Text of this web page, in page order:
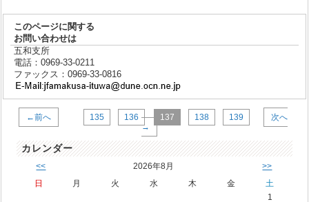
このページに関する
お問い合わせは
五和支所
電話：0969-33-0211
ファックス：0969-33-0816
←前へ 135 136 137 138 139
次へ
→
カレンダー
<< 2026年8月 >>
日 月 火 水 木 金
土
1